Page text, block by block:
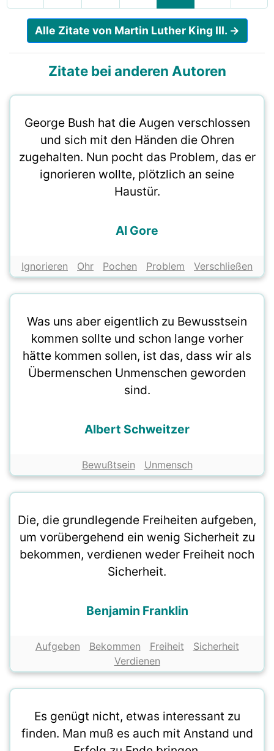
Alle Zitate von Martin Luther King III. →
Zitate bei anderen Autoren
George Bush hat die Augen verschlossen
und sich mit den Händen die Ohren
zugehalten. Nun pocht das Problem, das er
ignorieren wollte, plötzlich an seine
Haustür.
Al Gore
Ignorieren Ohr Pochen Problem Verschließen
Was uns aber eigentlich zu Bewusstsein
kommen sollte und schon lange vorher
hätte kommen sollen, ist das, dass wir als
Übermenschen Unmenschen geworden
sind.
Albert Schweitzer
Bewußtsein Unmensch
Die, die grundlegende Freiheiten aufgeben,
um vorübergehend ein wenig Sicherheit zu
bekommen, verdienen weder Freiheit noch
Sicherheit.
Benjamin Franklin
Aufgeben Bekommen Freiheit
Sicherheit
Verdienen
Es genügt nicht, etwas interessant zu
finden. Man muß es auch mit Anstand und